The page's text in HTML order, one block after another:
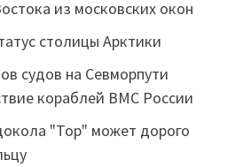
из московских окон
столицы Арктики
судов на Севморпути
кораблей ВМС России
"Тор" может дорого